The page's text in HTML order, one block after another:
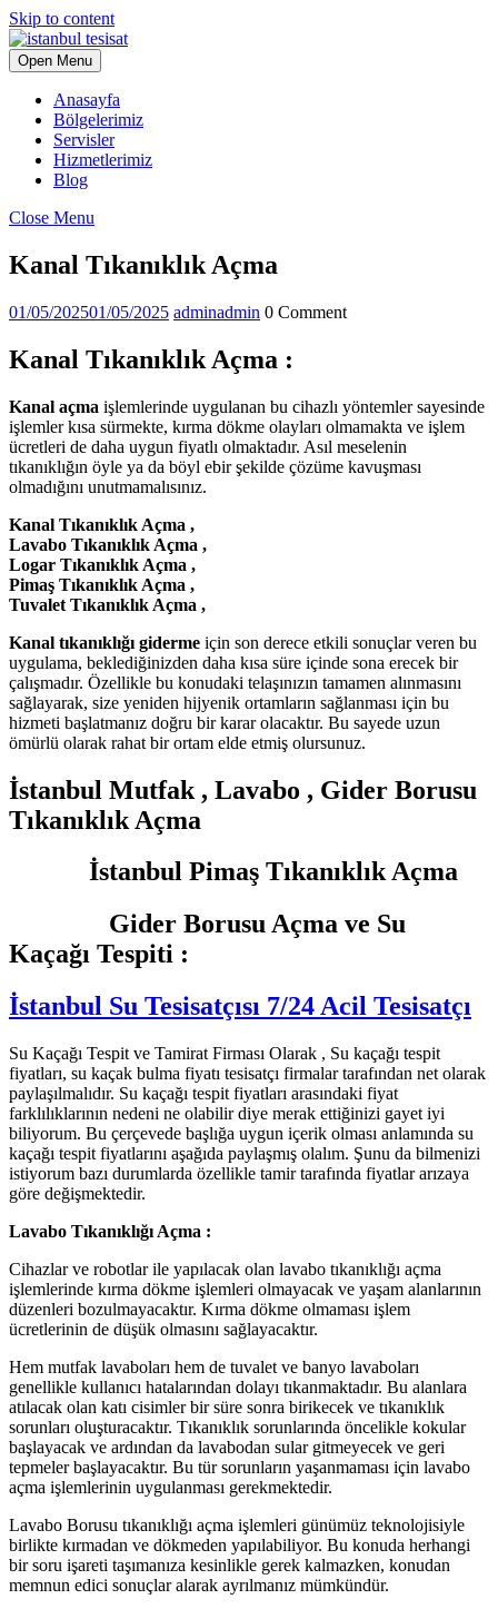
Skip to content
Open Menu
Anasayfa
Bölgelerimiz
Servisler
Hizmetlerimiz
Blog
Close Menu
Kanal Tıkanıklık Açma
01/05/202501/05/2025 adminadmin 0 Comment
Kanal Tıkanıklık Açma :
Kanal açma işlemlerinde uygulanan bu cihazlı yöntemler sayesinde
işlemler kısa sürmekte, kırma dökme olayları olmamakta ve işlem
ücretleri de daha uygun fiyatlı olmaktadır. Asıl meselenin
tıkanıklığın öyle ya da böyl ebir şekilde çözüme kavuşması
olmadığını unutmamalısınız.
Kanal Tıkanıklık Açma ,
Lavabo Tıkanıklık Açma ,
Logar Tıkanıklık Açma ,
Pimaş Tıkanıklık Açma ,
Tuvalet Tıkanıklık Açma ,
Kanal tıkanıklığı giderme için son derece etkili sonuçlar veren bu
uygulama, beklediğinizden daha kısa süre içinde sona erecek bir
çalışmadır. Özellikle bu konudaki telaşınızın tamamen alınmasını
sağlayarak, size yeniden hijyenik ortamların sağlanması için bu
hizmeti başlatmanız doğru bir karar olacaktır. Bu sayede uzun
ömürlü olarak rahat bir ortam elde etmiş olursunuz.
İstanbul Mutfak , Lavabo , Gider Borusu
Tıkanıklık Açma
İstanbul Pimaş Tıkanıklık Açma
Gider Borusu Açma ve Su
Kaçağı Tespiti :
İstanbul Su Tesisatçısı 7/24 Acil Tesisatçı
Su Kaçağı Tespit ve Tamirat Firması Olarak , Su kaçağı tespit
fiyatları, su kaçak bulma fiyatı tesisatçı firmalar tarafından net olarak
paylaşılmalıdır. Su kaçağı tespit fiyatları arasındaki fiyat
farklılıklarının nedeni ne olabilir diye merak ettiğinizi gayet iyi
biliyorum. Bu çerçevede başlığa uygun içerik olması anlamında su
kaçağı tespit fiyatlarını aşağıda paylaşmış olalım. Şunu da bilmenizi
istiyorum bazı durumlarda özellikle tamir tarafında fiyatlar arızaya
göre değişmektedir.
Lavabo Tıkanıklığı Açma :
Cihazlar ve robotlar ile yapılacak olan lavabo tıkanıklığı açma
işlemlerinde kırma dökme işlemleri olmayacak ve yaşam alanlarının
düzenleri bozulmayacaktır. Kırma dökme olmaması işlem
ücretlerinin de düşük olmasını sağlayacaktır.
Hem mutfak lavaboları hem de tuvalet ve banyo lavaboları
genellikle kullanıcı hatalarından dolayı tıkanmaktadır. Bu alanlara
atılacak olan katı cisimler bir süre sonra birikecek ve tıkanıklık
sorunları oluşturacaktır. Tıkanıklık sorunlarında öncelikle kokular
başlayacak ve ardından da lavabodan sular gitmeyecek ve geri
tepmeler başlayacaktır. Bu tür sorunların yaşanmaması için lavabo
açma işlemlerinin uygulanması gerekmektedir.
Lavabo Borusu tıkanıklığı açma işlemleri günümüz teknolojisiyle
birlikte kırmadan ve dökmeden yapılabiliyor. Bu konuda herhangi
bir soru işareti taşımanıza kesinlikle gerek kalmazken, konudan
memnun edici sonuçlar alarak ayrılmanız mümkündür.